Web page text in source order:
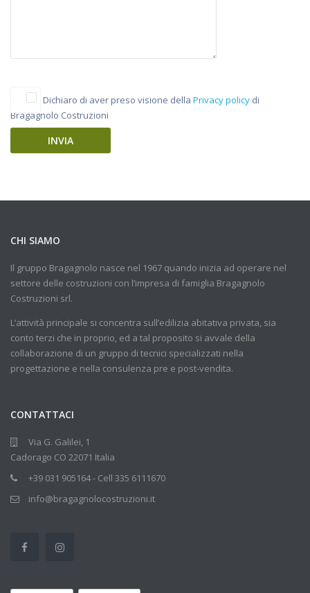
Dichiaro di aver preso visione della Privacy policy di
Bragagnolo Costruzioni
CHI SIAMO
Il gruppo Bragagnolo nasce nel 1967 quando inizia ad operare nel
settore delle costruzioni con l’impresa di famiglia Bragagnolo
Costruzioni srl.
L’attività principale si concentra sull’edilizia abitativa privata, sia
conto terzi che in proprio, ed a tal proposito si avvale della
collaborazione di un gruppo di tecnici specializzati nella
progettazione e nella consulenza pre e post-vendita.
CONTATTACI
Via G. Galilei, 1
Cadorago CO 22071 Italia
+39 031 905164 - Cell 335 6111670
info@bragagnolocostruzioni.it